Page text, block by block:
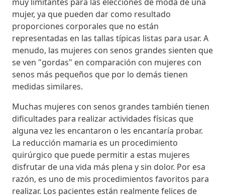
mujer, ya que pueden dar como resultado
proporciones corporales que no están
representadas en las tallas típicas listas para usar. A
menudo, las mujeres con senos grandes sienten que
se ven "gordas" en comparación con mujeres con
senos más pequeños que por lo demás tienen
medidas similares.
Muchas mujeres con senos grandes también tienen
dificultades para realizar actividades físicas que
alguna vez les encantaron o les encantaría probar.
La reducción mamaria es un procedimiento
quirúrgico que puede permitir a estas mujeres
disfrutar de una vida más plena y sin dolor. Por esa
razón, es uno de mis procedimientos favoritos para
realizar. Los pacientes están realmente felices de